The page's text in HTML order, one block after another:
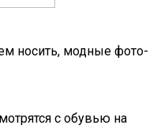
носить, модные фото-
с обувью на